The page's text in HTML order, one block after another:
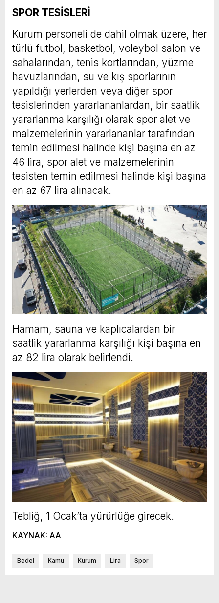
SPOR TESİSLERİ
Kurum personeli de dahil olmak üzere, her
türlü futbol, basketbol, voleybol salon ve
sahalarından, tenis kortlarından, yüzme
havuzlarından, su ve kış sporlarının
yapıldığı yerlerden veya diğer spor
tesislerinden yararlananlardan, bir saatlik
yararlanma karşılığı olarak spor alet ve
malzemelerinin yararlananlar tarafından
temin edilmesi halinde kişi başına en az
46 lira, spor alet ve malzemelerinin
tesisten temin edilmesi halinde kişi başına
en az 67 lira alınacak.
Hamam, sauna ve kaplıcalardan bir
saatlik yararlanma karşılığı kişi başına en
az 82 lira olarak belirlendi.
Tebliğ, 1 Ocak’ta yürürlüğe girecek.
KAYNAK: AA
Bedel Kamu Kurum Lira Spor